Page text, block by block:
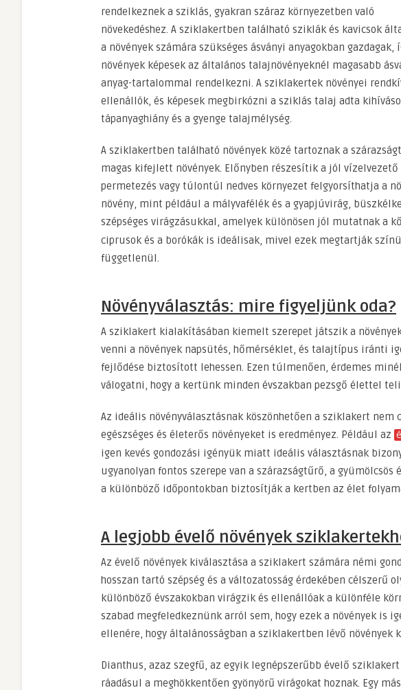
rendelkeznek a sziklás, gyakran száraz környezetben való
növekedéshez. A sziklakertben található sziklák és kavicsok
a növények számára szükséges ásványi anyagokban gazdagak,
növények képesek az általános talajnövényeknél magasabb
anyag-tartalommal rendelkezni. A sziklakertek növényei
ellenállók, és képesek megbirkózni a sziklás talaj adta
tápanyaghiány és a gyenge talajmélység.
A sziklakertben található növények közé tartoznak a
magas kifejlett növények. Előnyben részesítik a jól
permetezés vagy túlontúl nedves környezet felgyorsíthatja a
növény, mint például a mályvafélék és a gyapjúvirág,
szépséges virágzásukkal, amelyek különösen jól mutatnak a
ciprusok és a borókák is ideálisak, mivel ezek megtartják
függetlenül.
Növényválasztás: mire figyeljünk oda?
A sziklakert kialakításában kiemelt szerepet játszik a
venni a növények napsütés, hőmérséklet, és talajtípus iránti
fejlődése biztosított lehessen. Ezen túlmenően, érdemes
válogatni, hogy a kertünk minden évszakban pezsgő élettel
Az ideális növényválasztásnak köszönhetően a sziklakert nem
egészséges és életerős növényeket is eredményez. Például az
igen kevés gondozási igényük miatt ideális választásnak
ugyanolyan fontos szerepe van a szárazságtűrő, a gyümölcsös
a különböző időpontokban biztosítják a kertben az élet
A legjobb évelő növények
Az évelő növények kiválasztása a sziklakert számára némi
hosszan tartó szépség és a változatosság érdekében célszerű
különböző évszakokban virágzik és ellenállóak a különféle
szabad megfeledkeznünk arról sem, hogy ezek a növények is
ellenére, hogy általánosságban a sziklakertben lévő növények
Dianthus, azaz szegfű, az egyik legnépszerűbb évelő
ráadásul a meghökkentően gyönyörű virágokat hoznak. Egy